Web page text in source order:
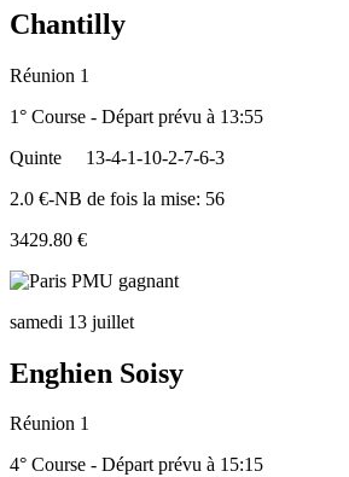
Chantilly
Réunion 1
1° Course - Départ prévu à 13:55
Quinte
13-4-1-10-2-7-6-3
2.0 €-NB de fois la mise: 56
3429.80 €
samedi 13 juillet
Enghien Soisy
Réunion 1
4° Course - Départ prévu à 15:15